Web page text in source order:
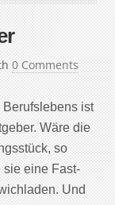
0 Comments
ist
Wäre die
so
sie eine Fast-
Und